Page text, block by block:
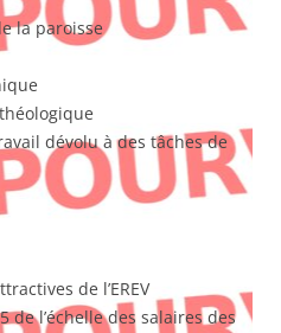
la paroisse
dévolu à des tâches de
de l’EREV
de l’échelle des salaires des